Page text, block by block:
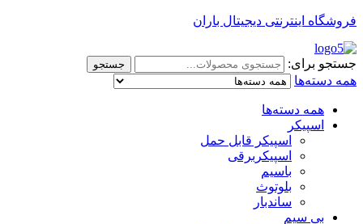
فروشگاه اینترنتی دیجیتال باران
جستجو برای: جستجو
همه دسته‌ها
همه دسته‌ها
اسپیکر
اسپیکر قابل حمل
اسپیکربرقی
باسیم
بلوتوث
ساندبار
بی سیم